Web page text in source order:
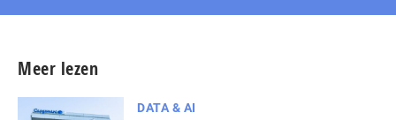
Meer lezen
DATA & AI